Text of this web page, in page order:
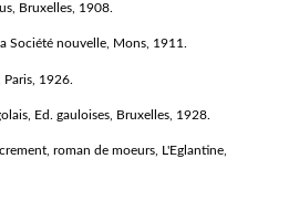
Bruxelles, 1908.
Société nouvelle, Mons, 1911.
1926.
Ed. gauloises, Bruxelles, 1928.
roman de moeurs, L'Eglantine,